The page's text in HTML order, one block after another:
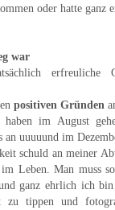
oder hatte ganz
war
erfreuliche
positiven Gründen
im August
an uuuuund im
schuld an meiner
Leben. Man muss
ganz ehrlich ich
zu tippen und